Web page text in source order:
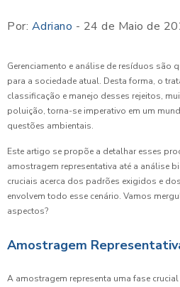
Por: Adriano - 24 de Maio de
Gerenciamento e análise de resíduos são
para a sociedade atual. Desta forma, o
classificação e manejo desses rejeitos,
poluição, torna-se imperativo em um
questões ambientais.
Este artigo se propõe a detalhar esses
amostragem representativa até a análise
cruciais acerca dos padrões exigidos e
envolvem todo esse cenário. Vamos
aspectos?
Amostragem
A amostragem representa uma fase